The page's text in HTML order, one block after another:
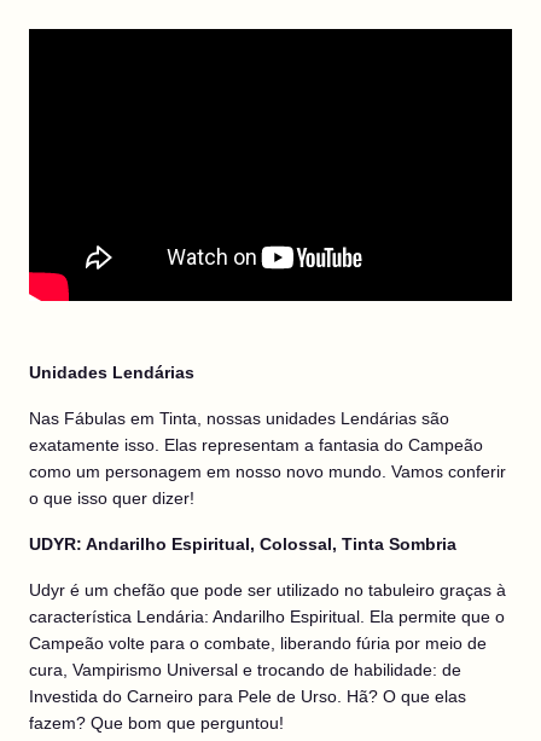
Unidades Lendárias
Nas Fábulas em Tinta, nossas unidades Lendárias são
exatamente isso. Elas representam a fantasia do Campeão
como um personagem em nosso novo mundo. Vamos conferir
o que isso quer dizer!
UDYR: Andarilho Espiritual, Colossal, Tinta Sombria
Udyr é um chefão que pode ser utilizado no tabuleiro graças à
característica Lendária: Andarilho Espiritual. Ela permite que o
Campeão volte para o combate, liberando fúria por meio de
cura, Vampirismo Universal e trocando de habilidade: de
Investida do Carneiro para Pele de Urso. Hã? O que elas
fazem? Que bom que perguntou!